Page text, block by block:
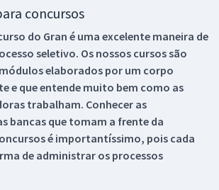
concursos
do Gran é uma excelente maneira de
seletivo. Os nossos cursos são
elaborados por um corpo
e que entende muito bem como as
trabalham. Conhecer as
bancas que tomam a frente da
é importantíssimo, pois cada
de administrar os processos